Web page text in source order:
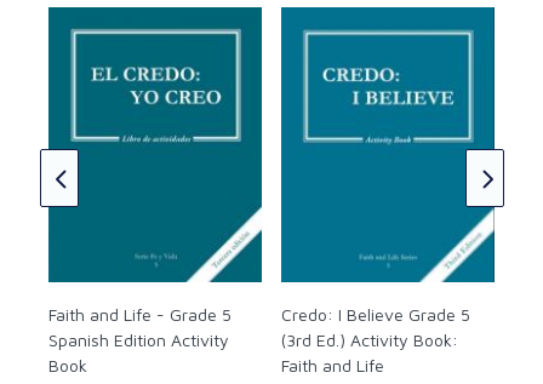
Faith and Life - Grade 5
Spanish Edition Activity
Book
Credo: I Believe Grade 5
(3rd Ed.) Activity Book:
Faith and Life